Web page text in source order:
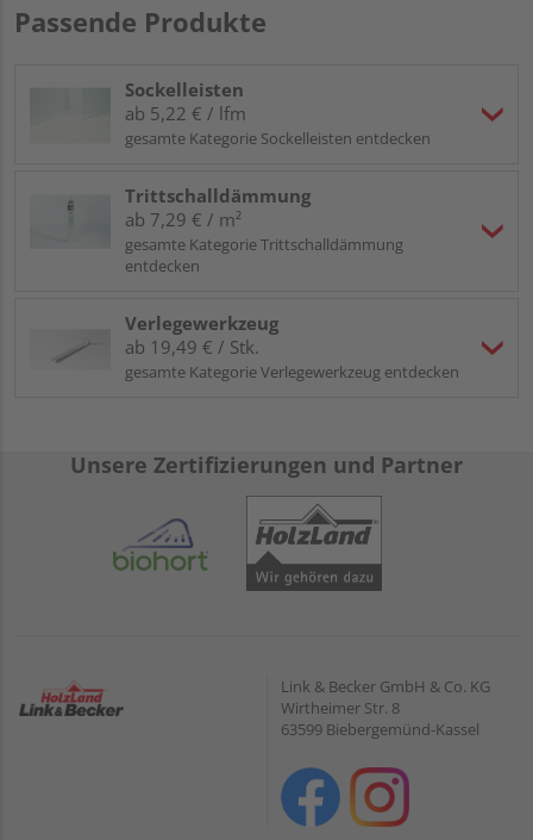
Passende Produkte
Sockelleisten
ab 5,22 € / lfm
gesamte Kategorie Sockelleisten entdecken
Trittschalldämmung
ab 7,29 € / m²
gesamte Kategorie Trittschalldämmung
entdecken
Verlegewerkzeug
ab 19,49 € / Stk.
gesamte Kategorie Verlegewerkzeug entdecken
Unsere Zertifizierungen und Partner
Link & Becker GmbH & Co. KG
Wirtheimer Str. 8
63599 Biebergemünd-Kassel